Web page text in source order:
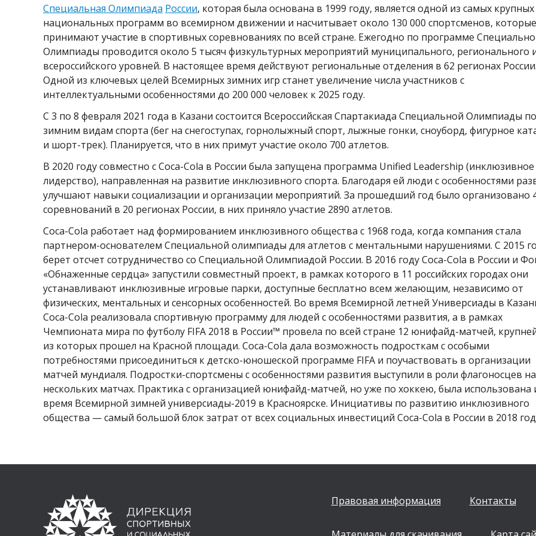
Специальная Олимпиада России, которая была основана в 1999 году, является одной из самых крупных
национальных программ во всемирном движении и насчитывает около 130 000 спортсменов, которые
принимают участие в спортивных соревнованиях по всей стране. Ежегодно по программе
Олимпиады проводится около 5 тысяч физкультурных мероприятий муниципального, регионального
всероссийского уровней. В настоящее время действуют региональные отделения в 62 регионах России.
Одной из ключевых целей Всемирных зимних игр станет увеличение числа участников с
интеллектуальными особенностями до 200 000 человек к 2025 году.
С 3 по 8 февраля 2021 года в Казани состоится Всероссийская Спартакиада Специальной Олимпиады
зимним видам спорта (бег на снегоступах, горнолыжный спорт, лыжные гонки, сноуборд, фигурное
и шорт-трек). Планируется, что в них примут участие около 700 атлетов.
В 2020 году совместно с Coca-Cola в России была запущена программа Unified Leadership (инклюзивное
лидерство), направленная на развитие инклюзивного спорта. Благодаря ей люди с особенностями
улучшают навыки социализации и организации мероприятий. За прошедший год было организовано
соревнований в 20 регионах России, в них приняло участие 2890 атлетов.
Coca-Cola работает над формированием инклюзивного общества c 1968 года, когда компания стала
партнером-основателем Специальной олимпиады для атлетов с ментальными нарушениями. С 2015
берет отсчет сотрудничество со Специальной Олимпиадой России. В 2016 году Coca-Cola в России и
«Обнаженные сердца» запустили совместный проект, в рамках которого в 11 российских городах они
устанавливают инклюзивные игровые парки, доступные бесплатно всем желающим, независимо от
физических, ментальных и сенсорных особенностей. Во время Всемирной летней Универсиады в
Coca-Cola реализовала спортивную программу для людей с особенностями развития, а в рамках
Чемпионата мира по футболу FIFA 2018 в России™ провела по всей стране 12 юнифайд-матчей,
из которых прошел на Красной площади. Coca-Cola дала возможность подросткам с особыми
потребностями присоединиться к детско-юношеской программе FIFA и поучаствовать в организации
матчей мундиаля. Подростки-спортсмены с особенностями развития выступили в роли флагоносцев на
нескольких матчах. Практика с организацией юнифайд-матчей, но уже по хоккею, была использована
время Всемирной зимней универсиады-2019 в Красноярске. Инициативы по развитию инклюзивного
общества — самый большой блок затрат от всех социальных инвестиций Coca-Cola в России в 2018
Правовая информация Контакты